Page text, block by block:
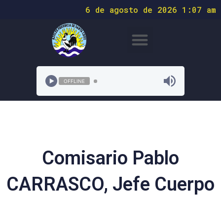
6 de agosto de 2026 1:07 am
OFFLINE
Comisario Pablo
CARRASCO, Jefe Cuerpo